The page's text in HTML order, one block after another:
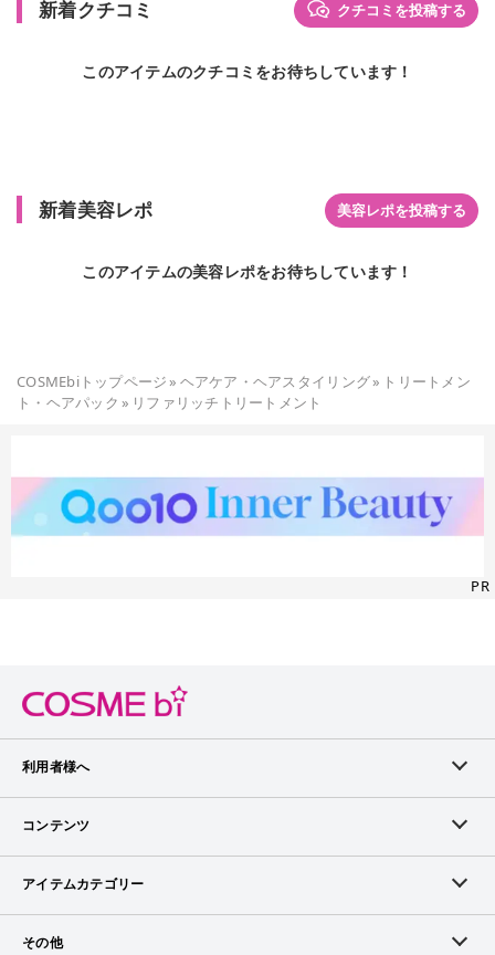
新着クチコミ クチコミを投稿する
このアイテムのクチコミをお待ちしています！
新着美容レポ 美容レポを投稿する
このアイテムの美容レポをお待ちしています！
COSMEbiトップページ» ヘアケア・ヘアスタイリング» トリートメン
ト・ヘアパック » リファリッチトリートメント
PR
利用者様へ
メンバーログイン
メンバー会員について
コンテンツ
ランキング
アイテムカテゴリー
スキンケア
その他